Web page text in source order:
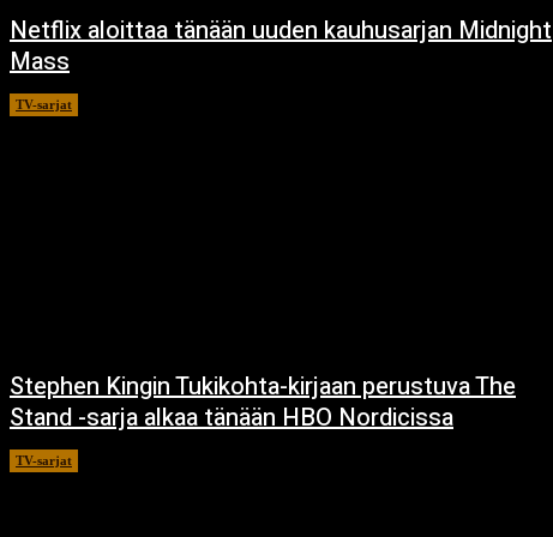
Netflix aloittaa tänään uuden kauhusarjan Midnight
Mass
TV-sarjat
Stephen Kingin Tukikohta-kirjaan perustuva The
Stand -sarja alkaa tänään HBO Nordicissa
TV-sarjat